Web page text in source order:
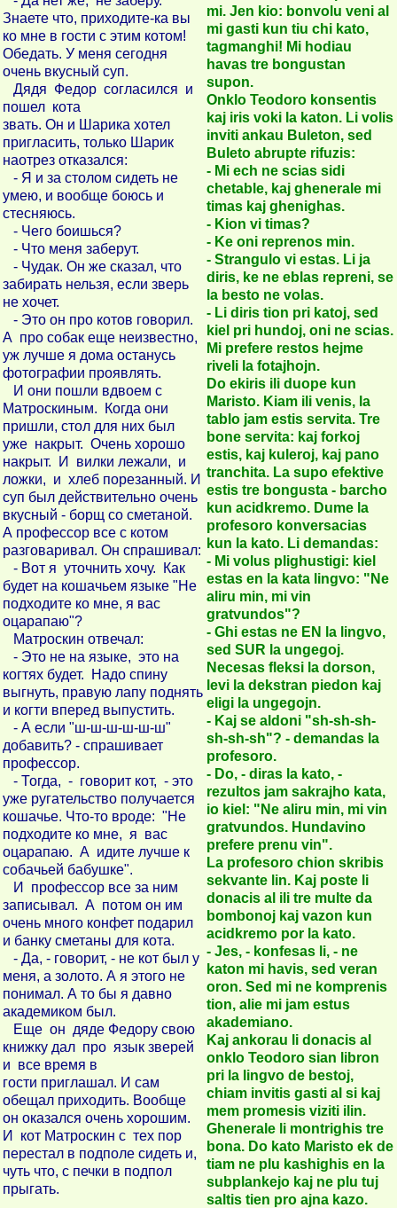
Знаете что, приходите-ка вы
ко мне в гости с этим котом!
Обедать. У меня сегодня
очень вкусный суп.
Дядя Федор согласился и
пошел кота
звать. Он и Шарика хотел
пригласить, только Шарик
наотрез отказался:
- Я и за столом сидеть не
умею, и вообще боюсь и
стесняюсь.
- Чего боишься?
- Что меня заберут.
- Чудак. Он же сказал, что
забирать нельзя, если зверь
не хочет.
- Это он про котов говорил.
А про собак еще неизвестно,
уж лучше я дома останусь
фотографии проявлять.
И они пошли вдвоем с
Матроскиным. Когда они
пришли, стол для них был
уже накрыт. Очень хорошо
накрыт. И вилки лежали, и
ложки, и хлеб порезанный. И
суп был действительно очень
вкусный - борщ со сметаной.
А профессор все с котом
разговаривал. Он спрашивал:
- Вот я уточнить хочу. Как
будет на кошачьем языке "Не
подходите ко мне, я вас
оцарапаю"?
Матроскин отвечал:
- Это не на языке, это на
когтях будет. Надо спину
выгнуть, правую лапу поднять
и когти вперед выпустить.
- А если "ш-ш-ш-ш-ш-ш"
добавить? - спрашивает
профессор.
- Тогда, - говорит кот, - это
уже ругательство получается
кошачье. Что-то вроде: "Не
подходите ко мне, я вас
оцарапаю. А идите лучше к
собачьей бабушке".
И профессор все за ним
записывал. А потом он им
очень много конфет подарил
и банку сметаны для кота.
- Да, - говорит, - не кот был у
меня, а золото. А я этого не
понимал. А то бы я давно
академиком был.
Еще он дяде Федору свою
книжку дал про язык зверей
и все время в
гости приглашал. И сам
обещал приходить. Вообще
он оказался очень хорошим.
И кот Матроскин с тех пор
перестал в подполе сидеть и,
чуть что, с печки в подпол
прыгать.
mi. Jen kio: bonvolu veni al
mi gasti kun tiu chi kato,
tagmanghi! Mi hodiau
havas tre bongustan
supon.
Onklo Teodoro konsentis
kaj iris voki la katon. Li volis
inviti ankau Buleton, sed
Buleto abrupte rifuzis:
- Mi ech ne scias sidi
chetable, kaj ghenerale mi
timas kaj ghenighas.
- Kion vi timas?
- Ke oni reprenos min.
- Strangulo vi estas. Li ja
diris, ke ne eblas repreni, se
la besto ne volas.
- Li diris tion pri katoj, sed
kiel pri hundoj, oni ne scias.
Mi prefere restos hejme
riveli la fotajhojn.
Do ekiris ili duope kun
Maristo. Kiam ili venis, la
tablo jam estis servita. Tre
bone servita: kaj forkoj
estis, kaj kuleroj, kaj pano
tranchita. La supo efektive
estis tre bongusta - barcho
kun acidkremo. Dume la
profesoro konversacias
kun la kato. Li demandas:
- Mi volus plighustigi: kiel
estas en la kata lingvo: "Ne
aliru min, mi vin
gratvundos"?
- Ghi estas ne EN la lingvo,
sed SUR la ungegoj.
Necesas fleksi la dorson,
levi la dekstran piedon kaj
eligi la ungegojn.
- Kaj se aldoni "sh-sh-sh-
sh-sh-sh"? - demandas la
profesoro.
- Do, - diras la kato, -
rezultos jam sakrajho kata,
io kiel: "Ne aliru min, mi vin
gratvundos. Hundavino
prefere prenu vin".
La profesoro chion skribis
sekvante lin. Kaj poste li
donacis al ili tre multe da
bombonoj kaj vazon kun
acidkremo por la kato.
- Jes, - konfesas li, - ne
katon mi havis, sed veran
oron. Sed mi ne komprenis
tion, alie mi jam estus
akademiano.
Kaj ankorau li donacis al
onklo Teodoro sian libron
pri la lingvo de bestoj,
chiam invitis gasti al si kaj
mem promesis viziti ilin.
Ghenerale li montrighis tre
bona. Do kato Maristo ek de
tiam ne plu kashighis en la
subplankejo kaj ne plu tuj
saltis tien pro ajna kazo.